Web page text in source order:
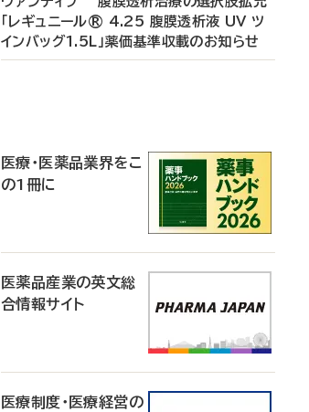
「レギュニール® 4.25 腹膜透析液 UV ツ
インバッグ1.5L」薬価基準収載のお知らせ
医療・医薬品業界をこ
の1冊に
医薬品産業の英文総
合情報サイト
医療制度・医療経営の